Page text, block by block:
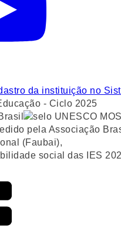
da instituição no